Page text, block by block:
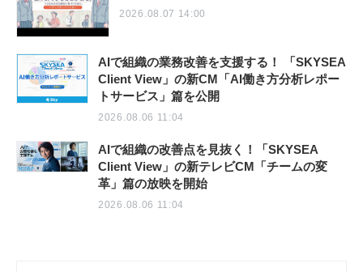
2026.08.07 14:00
AIで組織の業務改善を支援する！ 「SKYSEA
Client View」の新CM「AI働き方分析レポー
トサービス」篇を公開
2026.08.06 11:04
AIで組織の改善点を見抜く！「SKYSEA
Client View」の新テレビCM「チームの変
革」篇の放映を開始
2026.08.06 11:04